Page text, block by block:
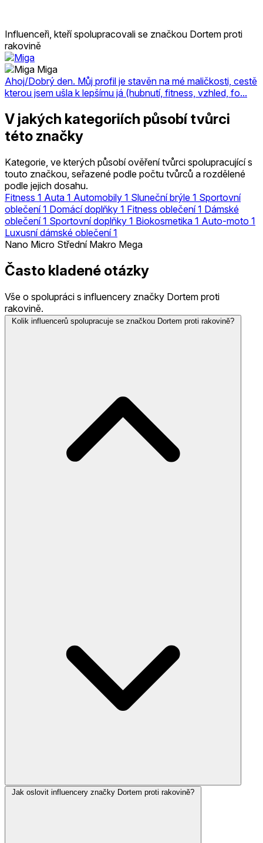
Influenceři, kteří spolupracovali se značkou Dortem proti
rakovině
Miga
Ahoj/Dobrý den. Můj profil je stavěn na mé maličkosti, cestě
kterou jsem ušla k lepšímu já (hubnutí, fitness, vzhled, fo...
V jakých kategoriích působí tvůrci
této značky
Kategorie, ve kterých působí ověření tvůrci spolupracující s
touto značkou, seřazené podle počtu tvůrců a rozdělené
podle jejich dosahu.
Fitness 1 Auta 1 Automobily 1 Sluneční brýle 1 Sportovní
oblečení 1 Domácí doplňky 1 Fitness oblečení 1 Dámské
oblečení 1 Sportovní doplňky 1 Biokosmetika 1 Auto-moto 1
Luxusní dámské oblečení 1
Nano Micro Střední Makro Mega
Často kladené otázky
Vše o spolupráci s influencery značky Dortem proti
rakovině.
Kolik influencerů spolupracuje se značkou Dortem proti rakovině?
Jak oslovit influencery značky Dortem proti rakovině?